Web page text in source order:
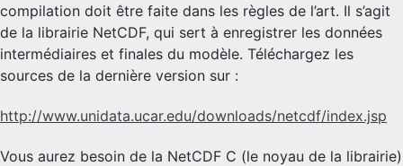
compilation doit être faite dans les règles de l’art. Il s’agit
de la librairie NetCDF, qui sert à enregistrer les données
intermédiaires et finales du modèle. Téléchargez les
sources de la dernière version sur :
http://www.unidata.ucar.edu/downloads/netcdf/index.jsp
Vous aurez besoin de la NetCDF C (le noyau de la librairie)